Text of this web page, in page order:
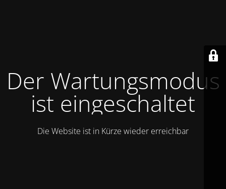
Der Wartungsmodus
ist eingeschaltet
Die Website ist in Kürze wieder erreichbar